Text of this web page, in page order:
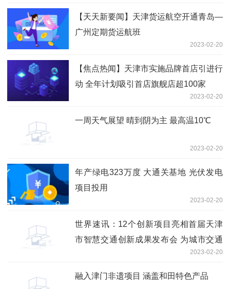
【天天新要闻】天津货运航空开通青岛—
广州定期货运航班
2023-02-20
【焦点热闻】天津市实施品牌首店引进行
动 全年计划吸引首店旗舰店超100家
2023-02-20
一周天气展望 晴到阴为主 最高温10℃
2023-02-20
年产绿电323万度 大通关基地 光伏发电
项目投用
2023-02-20
世界速讯：12个创新项目亮相首届天津
市智慧交通创新成果发布会 为城市交通
2023-02-20
融入津门非遗项目 涵盖和田特色产品